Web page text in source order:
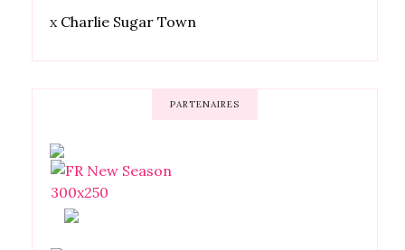
x Charlie Sugar Town
PARTENAIRES